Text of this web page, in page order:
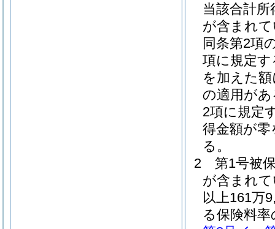
当該合計
が含まれ
同条第2項
項に規定
を加えた
の適用が
2項に規定
得金額が
る。
2
第1号被
が含まれ
以上161万
る保険料